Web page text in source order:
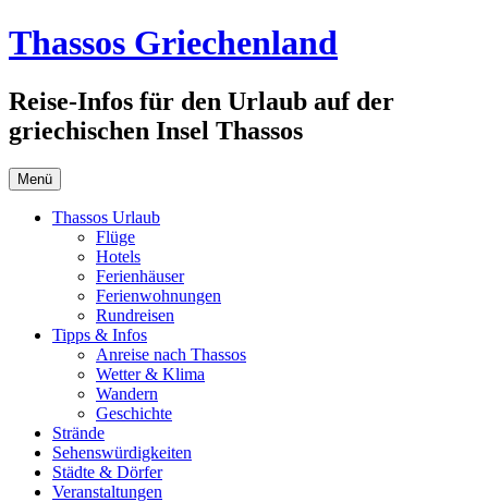
Zum
Inhalt
Thassos Griechenland
Reise-Infos für den Urlaub auf der
griechischen Insel Thassos
Menü
Thassos Urlaub
Flüge
Hotels
Ferienhäuser
Ferienwohnungen
Rundreisen
Tipps & Infos
Anreise nach Thassos
Wetter & Klima
Wandern
Geschichte
Strände
Sehenswürdigkeiten
Städte & Dörfer
Veranstaltungen